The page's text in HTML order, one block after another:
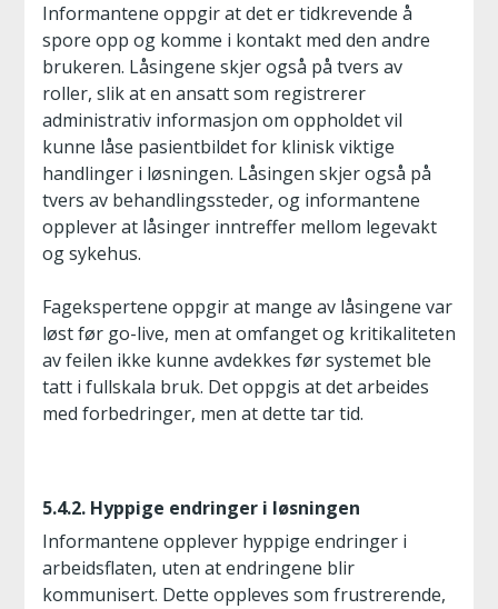
Informantene oppgir at det er tidkrevende å
spore opp og komme i kontakt med den andre
brukeren. Låsingene skjer også på tvers av
roller, slik at en ansatt som registrerer
administrativ informasjon om oppholdet vil
kunne låse pasientbildet for klinisk viktige
handlinger i løsningen. Låsingen skjer også på
tvers av behandlingssteder, og informantene
opplever at låsinger inntreffer mellom legevakt
og sykehus.
Fagekspertene oppgir at mange av låsingene var
løst før go-live, men at omfanget og kritikaliteten
av feilen ikke kunne avdekkes før systemet ble
tatt i fullskala bruk. Det oppgis at det arbeides
med forbedringer, men at dette tar tid.
5.4.2. Hyppige endringer i løsningen
Informantene opplever hyppige endringer i
arbeidsflaten, uten at endringene blir
kommunisert. Dette oppleves som frustrerende,